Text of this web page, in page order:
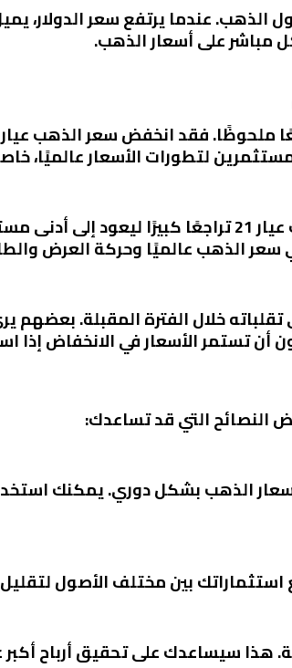
الذهب. عندما يرتفع سعر
مباشر على أسعار الذهب.
لتطورات الأسعار عالميًا،
في يوم السبت 1 مارس 2025، سجل سعر الذهب عيار 21
سعر الذهب عالميًا وحركة العرض
خلال الفترة المقبلة. بعضهم
أن تستمر الأسعار في الانخفاض إذا
النصائح التي قد تساعدك:
الذهب بشكل دوري. يمكنك
بين مختلف الأصول
سيساعدك على تحقيق أرباح أكبر